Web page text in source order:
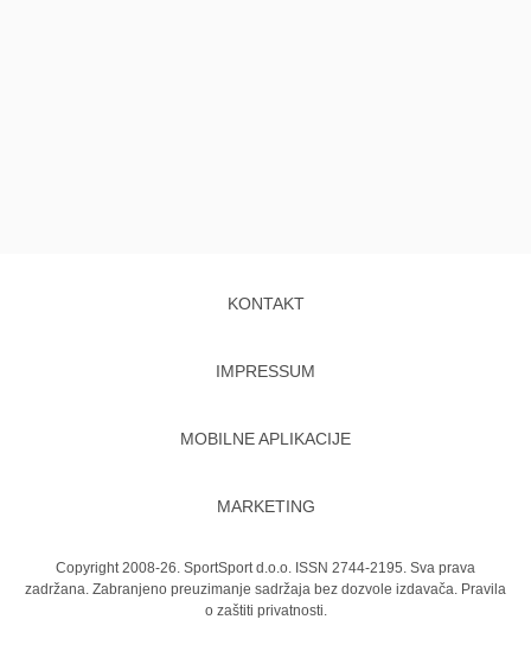
KONTAKT
IMPRESSUM
MOBILNE APLIKACIJE
MARKETING
Copyright 2008-26. SportSport d.o.o. ISSN 2744-2195. Sva prava
zadržana. Zabranjeno preuzimanje sadržaja bez dozvole izdavača. Pravila
o zaštiti privatnosti.